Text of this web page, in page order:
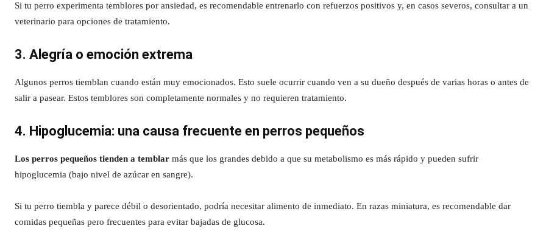
Si tu perro experimenta temblores por ansiedad, es recomendable entrenarlo con refuerzos positivos y, en casos severos, consultar a un
veterinario para opciones de tratamiento.
3. Alegría o emoción extrema
Algunos perros tiemblan cuando están muy emocionados. Esto suele ocurrir cuando ven a su dueño después de varias horas o antes de
salir a pasear. Estos temblores son completamente normales y no requieren tratamiento.
4. Hipoglucemia: una causa frecuente en perros pequeños
Los perros pequeños tienden a temblar más que los grandes debido a que su metabolismo es más rápido y pueden sufrir
hipoglucemia (bajo nivel de azúcar en sangre).
Si tu perro tiembla y parece débil o desorientado, podría necesitar alimento de inmediato. En razas miniatura, es recomendable dar
comidas pequeñas pero frecuentes para evitar bajadas de glucosa.